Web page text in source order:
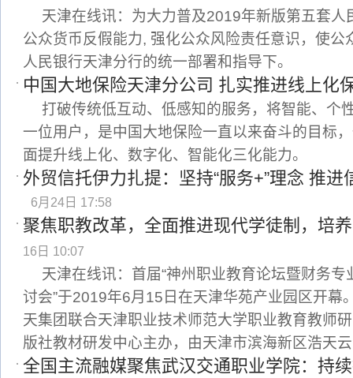
天津在线讯：为大力普及2019年新版第五套人
公众货币反假能力, 强化公众风险责任意识，使公
人民银行天津分行的统一部署和指导下。
中国大地保险天津分公司 扎实推进线上化
打破传统低互动、低感知的服务，将智能、个
一位用户，是中国大地保险一直以来奋斗的目标
面提升线上化、数字化、智能化三化能力。
外贸信托伊力扎提：坚持“服务+”理念 推
6月24日 17:58
聚焦职教改革，全面推进现代学徒制，培
16日 10:07
天津在线讯：首届“神州职业教育论坛暨财务
讨会”于2019年6月15日在天津华苑产业园区开幕
天集团联合天津职业技术师范大学职业教育教师
版社教材研发中心主办，由天津市滨海新区浩天
全国主流融媒聚焦武汉交通职业学院：持